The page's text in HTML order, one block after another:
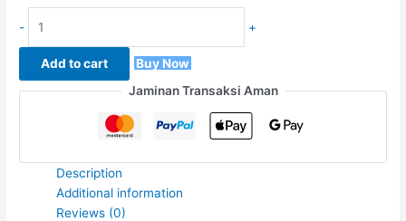
- +
Add to cart
Buy Now
Jaminan Transaksi Aman
Description
Additional information
Reviews (0)